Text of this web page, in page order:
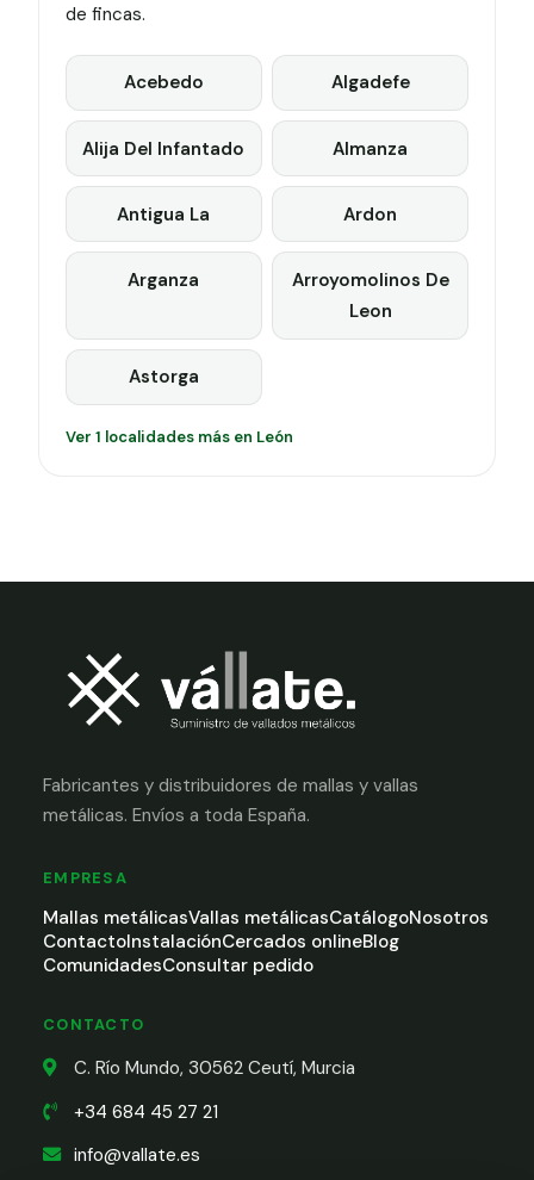
de fincas.
Acebedo Algadefe
Alija Del Infantado Almanza
Antigua La Ardon
Arganza
Arroyomolinos De
Leon
Astorga
Ver 1 localidades más en León
Fabricantes y distribuidores de mallas y vallas
metálicas. Envíos a toda España.
EMPRESA
Mallas metálicasVallas metálicasCatálogoNosotros
ContactoInstalaciónCercados onlineBlog
ComunidadesConsultar pedido
CONTACTO
C. Río Mundo, 30562 Ceutí, Murcia
+34 684 45 27 21
info@vallate.es